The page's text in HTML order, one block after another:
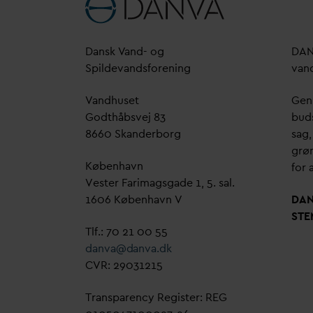
Dansk Vand- og
Spildevandsforening
Vandhuset
Godthåbsvej 83
8660 Skanderborg
København
Vester Farimagsgade 1, 5. sal.
1606 København V
Tlf.: 70 21 00 55
danva@danva.dk
CVR: 29031215
Transparency Register: REG
DAN
v
for
DAN